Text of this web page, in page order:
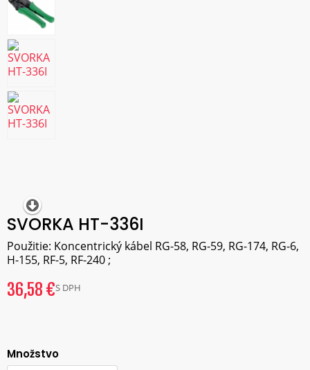
SVORKA HT-336I
Použitie: Koncentrický kábel RG-58, RG-59, RG-174, RG-6,
H-155, RF-5, RF-240 ;
36,58 €S DPH
Množstvo